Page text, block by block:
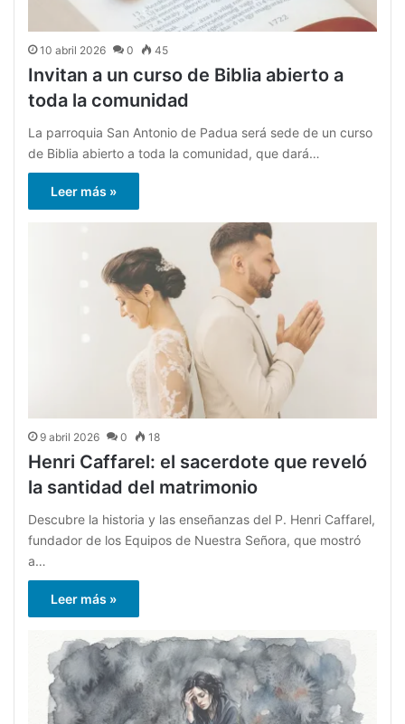
10 abril 2026 0 45
Invitan a un curso de Biblia abierto a
toda la comunidad
La parroquia San Antonio de Padua será sede de un curso
de Biblia abierto a toda la comunidad, que dará…
Leer más »
9 abril 2026 0 18
Henri Caffarel: el sacerdote que reveló
la santidad del matrimonio
Descubre la historia y las enseñanzas del P. Henri Caffarel,
fundador de los Equipos de Nuestra Señora, que mostró
a…
Leer más »